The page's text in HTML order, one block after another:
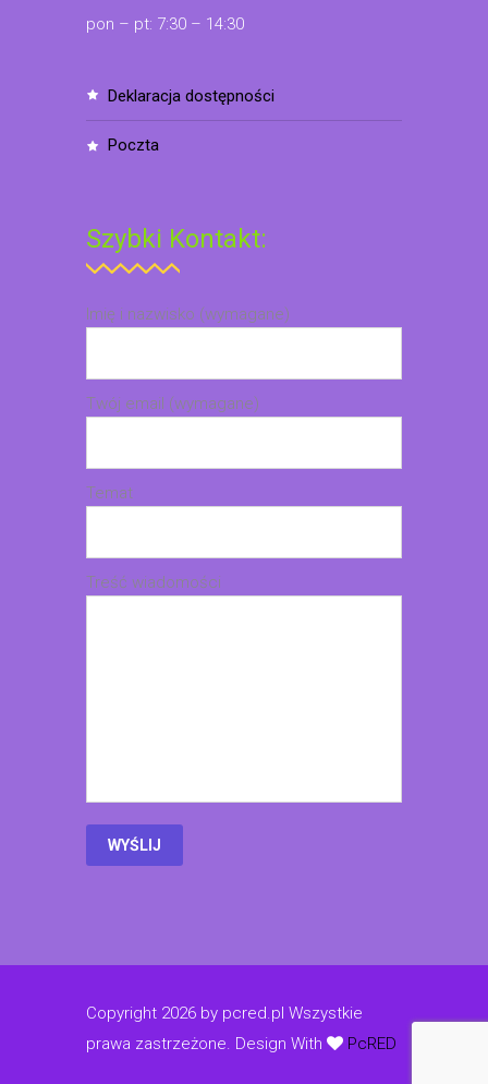
pon – pt: 7:30 – 14:30
deklaracja dostępności
poczta
Szybki Kontakt:
Imię i nazwisko (wymagane)
Twój email (wymagane)
Temat
Treść wiadomości
Copyright 2026 by pcred.pl Wszystkie
prawa zastrzeżone. Design With PcRED